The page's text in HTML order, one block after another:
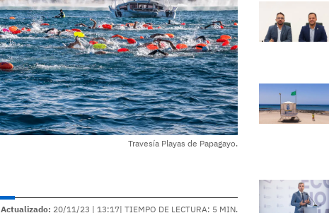
Travesía Playas de Papagayo.
Actualizado: 20/11/23 | 13:17| TIEMPO DE LECTURA: 5 MIN.